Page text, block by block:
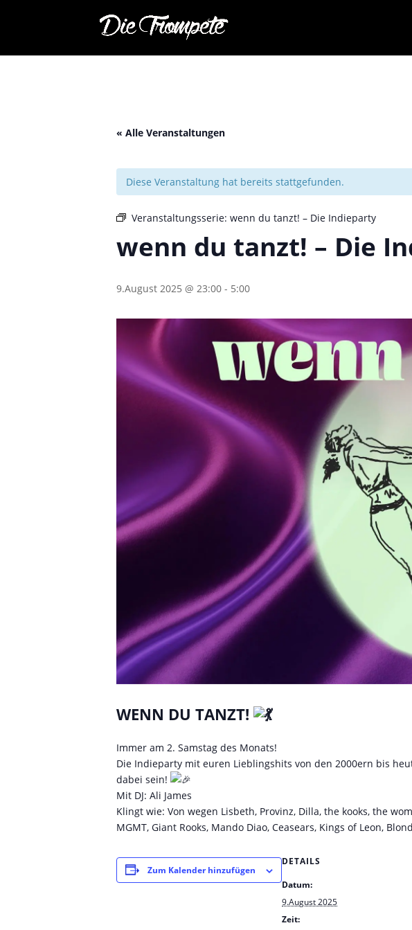
« Alle Veranstaltungen
Diese Veranstaltung hat bereits stattgefunden.
Veranstaltungsserie: wenn du tanzt! – Die Indieparty
wenn du tanzt! – Die
9.August 2025 @ 23:00 - 5:00
WENN DU TANZT!
Immer am 2. Samstag des Monats!
Die Indieparty mit euren Lieblingshits von den 2000ern bis
dabei sein!
Mit DJ: Ali James
Klingt wie: Von wegen Lisbeth, Provinz, Dilla, the kooks, the
MGMT, Giant Rooks, Mando Diao, Ceasears, Kings of Leon,
Zum Kalender hinzufügen
DETAILS
Datum:
9.August 2025
Zeit: